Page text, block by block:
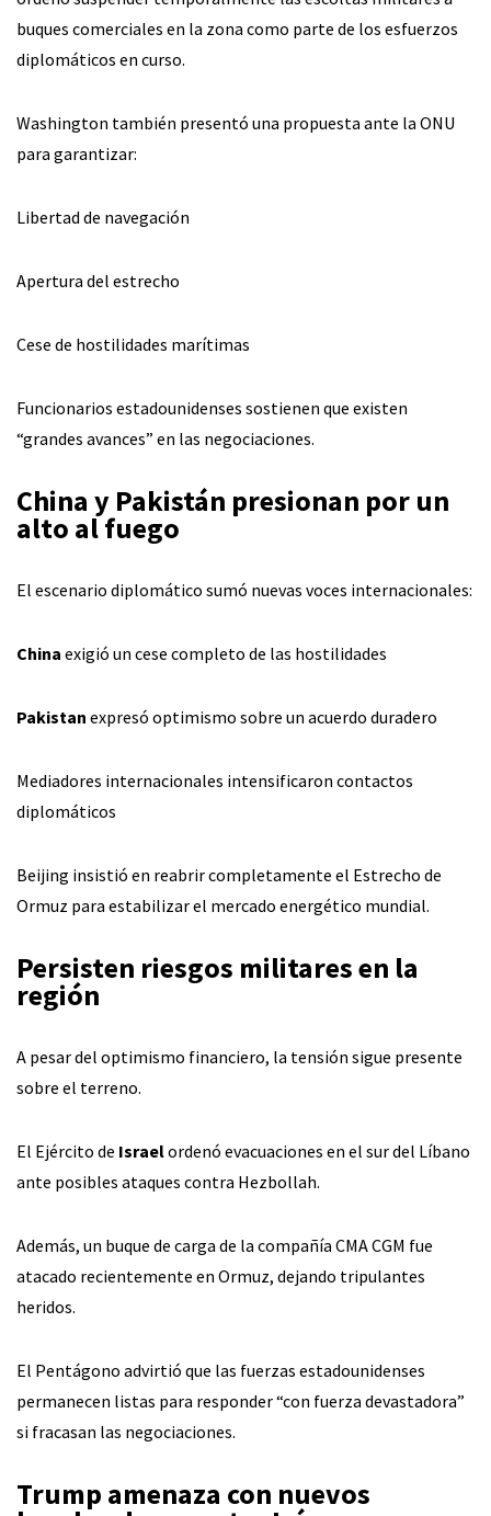
buques comerciales en la zona como parte de los esfuerzos
diplomáticos en curso.
Washington también presentó una propuesta ante la ONU
para garantizar:
Libertad de navegación
Apertura del estrecho
Cese de hostilidades marítimas
Funcionarios estadounidenses sostienen que existen
“grandes avances” en las negociaciones.
China y Pakistán presionan por un
alto al fuego
El escenario diplomático sumó nuevas voces internacionales:
China exigió un cese completo de las hostilidades
Pakistan expresó optimismo sobre un acuerdo duradero
Mediadores internacionales intensificaron contactos
diplomáticos
Beijing insistió en reabrir completamente el Estrecho de
Ormuz para estabilizar el mercado energético mundial.
Persisten riesgos militares en la
región
A pesar del optimismo financiero, la tensión sigue presente
sobre el terreno.
El Ejército de Israelordenó evacuaciones en el sur del Líbano
ante posibles ataques contra Hezbollah.
Además, un buque de carga de la compañía CMA CGM fue
atacado recientemente en Ormuz, dejando tripulantes
heridos.
El Pentágono advirtió que las fuerzas estadounidenses
permanecen listas para responder “con fuerza devastadora”
si fracasan las negociaciones.
Trump amenaza con nuevos